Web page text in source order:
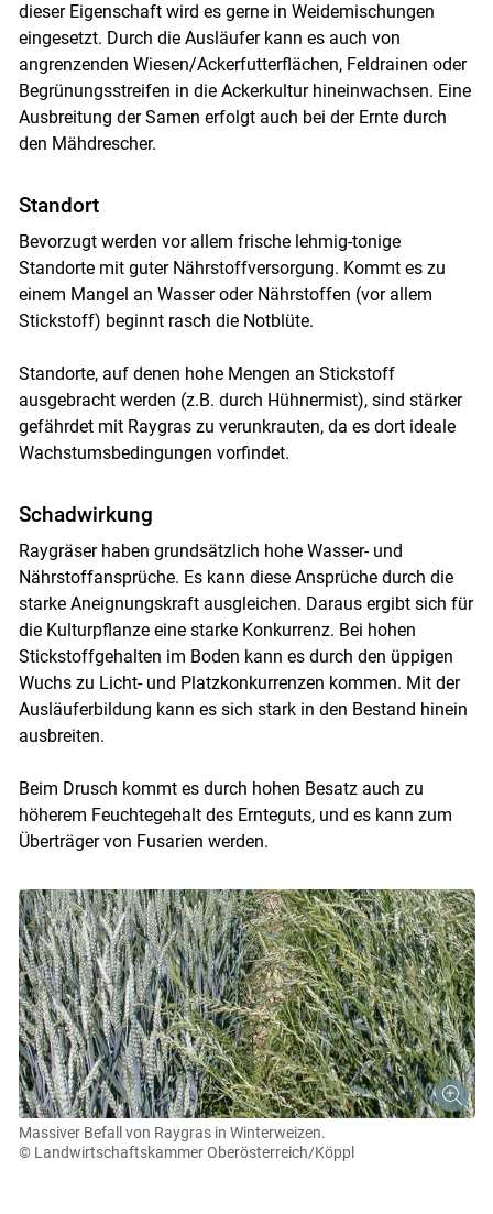
dieser Eigenschaft wird es gerne in Weidemischungen
eingesetzt. Durch die Ausläufer kann es auch von
angrenzenden Wiesen/Ackerfutterflächen, Feldrainen oder
Begrünungsstreifen in die Ackerkultur hineinwachsen. Eine
Ausbreitung der Samen erfolgt auch bei der Ernte durch
den Mähdrescher.
Standort
Bevorzugt werden vor allem frische lehmig-tonige
Standorte mit guter Nährstoffversorgung. Kommt es zu
einem Mangel an Wasser oder Nährstoffen (vor allem
Stickstoff) beginnt rasch die Notblüte.
Standorte, auf denen hohe Mengen an Stickstoff
ausgebracht werden (z.B. durch Hühnermist), sind stärker
gefährdet mit Raygras zu verunkrauten, da es dort ideale
Wachstumsbedingungen vorfindet.
Schadwirkung
Raygräser haben grundsätzlich hohe Wasser- und
Nährstoffansprüche. Es kann diese Ansprüche durch die
starke Aneignungskraft ausgleichen. Daraus ergibt sich für
die Kulturpflanze eine starke Konkurrenz. Bei hohen
Stickstoffgehalten im Boden kann es durch den üppigen
Wuchs zu Licht- und Platzkonkurrenzen kommen. Mit der
Ausläuferbildung kann es sich stark in den Bestand hinein
ausbreiten.
Beim Drusch kommt es durch hohen Besatz auch zu
höherem Feuchtegehalt des Ernteguts, und es kann zum
Überträger von Fusarien werden.
Massiver Befall von Raygras in Winterweizen.
© Landwirtschaftskammer Oberösterreich/Köppl